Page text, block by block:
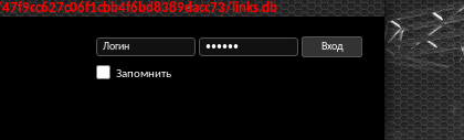
links.db
Запомнить